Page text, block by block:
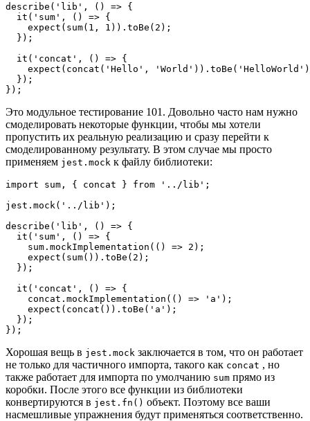
describe('lib', () => {
  it('sum', () => {
    expect(sum(1, 1)).toBe(2);
  });
  it('concat', () => {
expect(concat('Hello',
  });
});
Это модульное тестирование 101. Довольно часто нам нужно
смоделировать некоторые функции, чтобы мы хотели
пропустить их реальную реализацию и сразу перейти к
смоделированному результату. В этом случае мы просто
применяем jest.mock к файлу библиотеки:
import sum, { concat } from '../lib';
jest.mock('../lib');
describe('lib', () => {
  it('sum', () => {
    sum.mockImplementation(() => 2);
    expect(sum()).toBe(2);
  });
  it('concat', () => {
    concat.mockImplementation(() => 'a');
    expect(concat()).toBe('a');
  });
});
Хорошая вещь в jest.mock заключается в том, что он работает
не только для частичного импорта, такого как concat , но
также работает для импорта по умолчанию sum прямо из
коробки. После этого все функции из библиотеки
конвертируются в jest.fn() объект. Поэтому все ваши
насмешливые упражнения будут применяться соответственно.